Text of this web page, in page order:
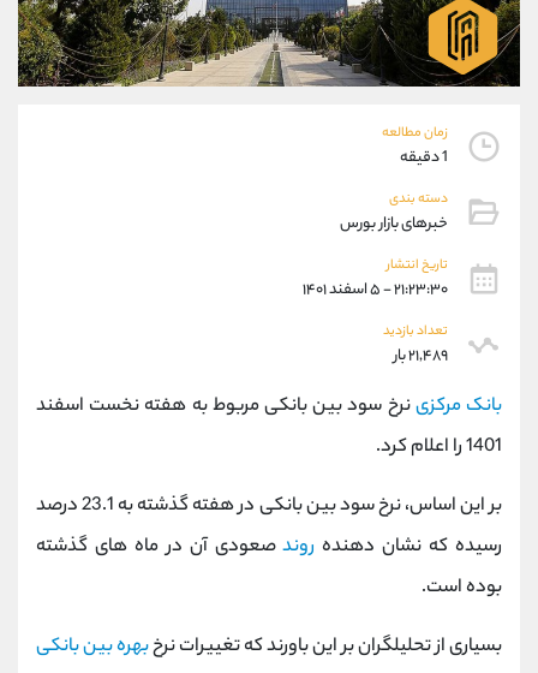
زمان مطالعه
1 دقیقه
دسته بندی
خبرهای بازار بورس
تاریخ انتشار
۲۱:۲۳:۳۰ - ۵ اسفند ۱۴۰۱
تعداد بازدید
۲۱,۴۸۹ بار
بانک مرکزینرخ سود بین بانکی مربوط به هفته نخست اسفند
1401 را اعلام کرد.
بر این اساس، نرخ سود بین بانکی در هفته گذشته به 23.1 درصد
رسیده که نشان دهنده روندصعودی آن در ماه های گذشته
بوده است.
بسیاری از تحلیلگران بر این باورند که تغییرات نرخبهره بین بانکی
09304891085
واتساپ شروع گفتگو
تلگرام @Armteam_admin_103
پشتیبان فروش
موبایل
واتساپ
تلگرام
داخلی
اطلاعات تماس
تلفن 021-22021030
بدون پیش شماره
@alireza.mehrabii
کانال تلگرام @alirezamehrabi_com
کانال بله @alirezamehrabi_official